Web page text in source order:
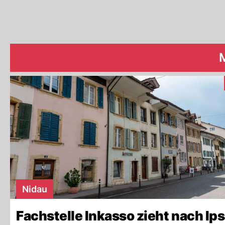
Nidau
Fachstelle Inkasso zieht nach